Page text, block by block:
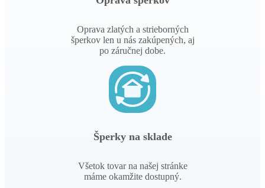
Oprava zlatých a strieborných
šperkov len u nás zakúpených, aj
po záručnej dobe.
Šperky na sklade
Všetok tovar na našej stránke
máme okamžite dostupný.